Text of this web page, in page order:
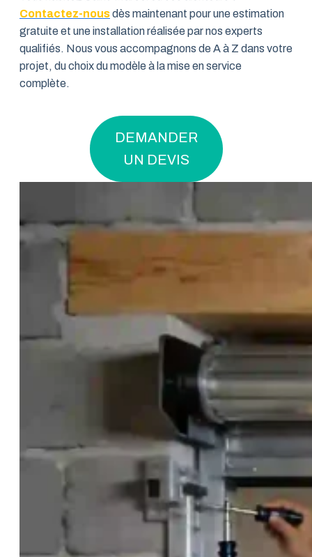
Contactez-nousdès maintenant pour une estimation
gratuite et une installation réalisée par nos experts
qualifiés. Nous vous accompagnons de A à Z dans votre
projet, du choix du modèle à la mise en service
complète.
DEMANDER
UN DEVIS